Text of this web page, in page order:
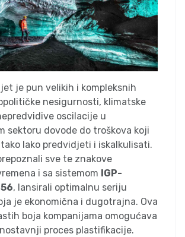
je pun velikih i kompleksnih
nesigurnosti, klimatske
oscilacije u
sektoru dovode do troškova koji
lako predvidjeti i iskalkulisati.
sve te znakove
i sa sistemom IGP-
56, lansirali optimalnu seriju
je ekonomična i dugotrajna. Ova
boja kompanijama omogućava
proces plastifikacije.